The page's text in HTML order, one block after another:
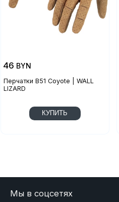
Перчатки B51 Coyote | WALL
LIZARD
46 BYN
КУПИТЬ
Мы в соцсетях